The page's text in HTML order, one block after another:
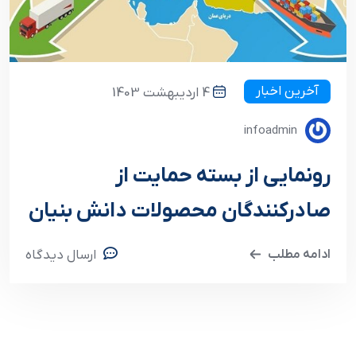
آخرین اخبار 4 اردیبهشت 1403
infoadmin
رونمایی از بسته حمایت از
صادرکنندگان محصولات دانش بنیان
ادامه مطلب ارسال دیدگاه